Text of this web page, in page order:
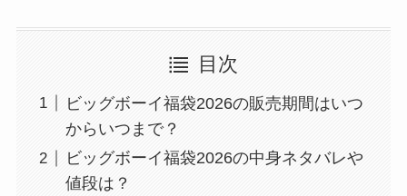
目次
ビッグボーイ福袋2026の販売期間はいつ
からいつまで？
ビッグボーイ福袋2026の中身ネタバレや
値段は？